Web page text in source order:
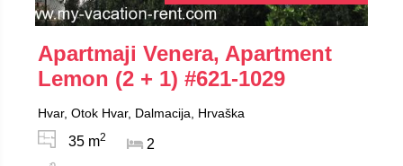
Apartmaji Venera, Apartment
Lemon (2 + 1) #621-1029
Hvar, Otok Hvar, Dalmacija, Hrvaška
35 m2
2